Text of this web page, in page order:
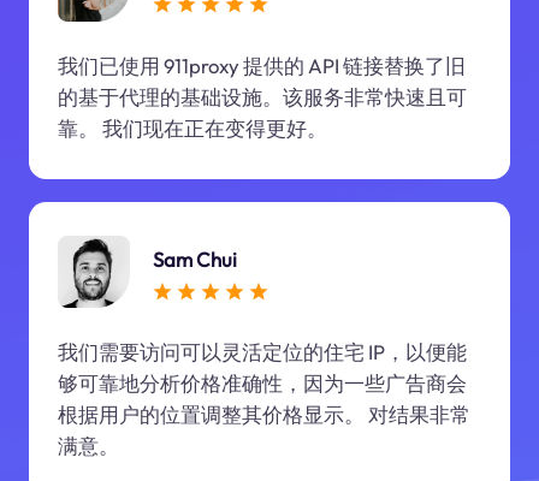
我们已使用 911proxy 提供的 API 链接替换了旧
的基于代理的基础设施。该服务非常快速且可
靠。 我们现在正在变得更好。
Sam Chui
我们需要访问可以灵活定位的住宅 IP，以便能
够可靠地分析价格准确性，因为一些广告商会
根据用户的位置调整其价格显示。 对结果非常
满意。